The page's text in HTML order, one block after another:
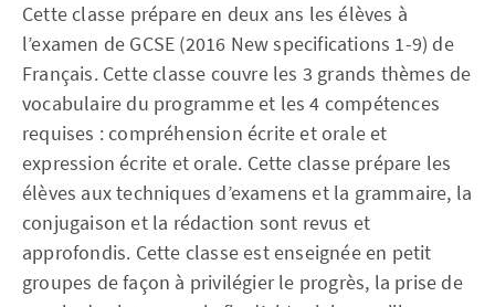
Cette classe prépare en deux ans les élèves à
l’examen de GCSE (2016 New specifications 1-9) de
Français. Cette classe couvre les 3 grands thèmes de
vocabulaire du programme et les 4 compétences
requises : compréhension écrite et orale et
expression écrite et orale. Cette classe prépare les
élèves aux techniques d’examens et la grammaire, la
conjugaison et la rédaction sont revus et
approfondis. Cette classe est enseignée en petit
groupes de façon à privilégier le progrès, la prise de